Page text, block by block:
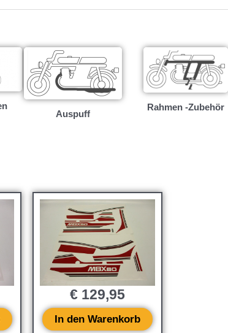
Auspuff
Rahmen -Zubehör
€ 129,95
In den Warenkorb